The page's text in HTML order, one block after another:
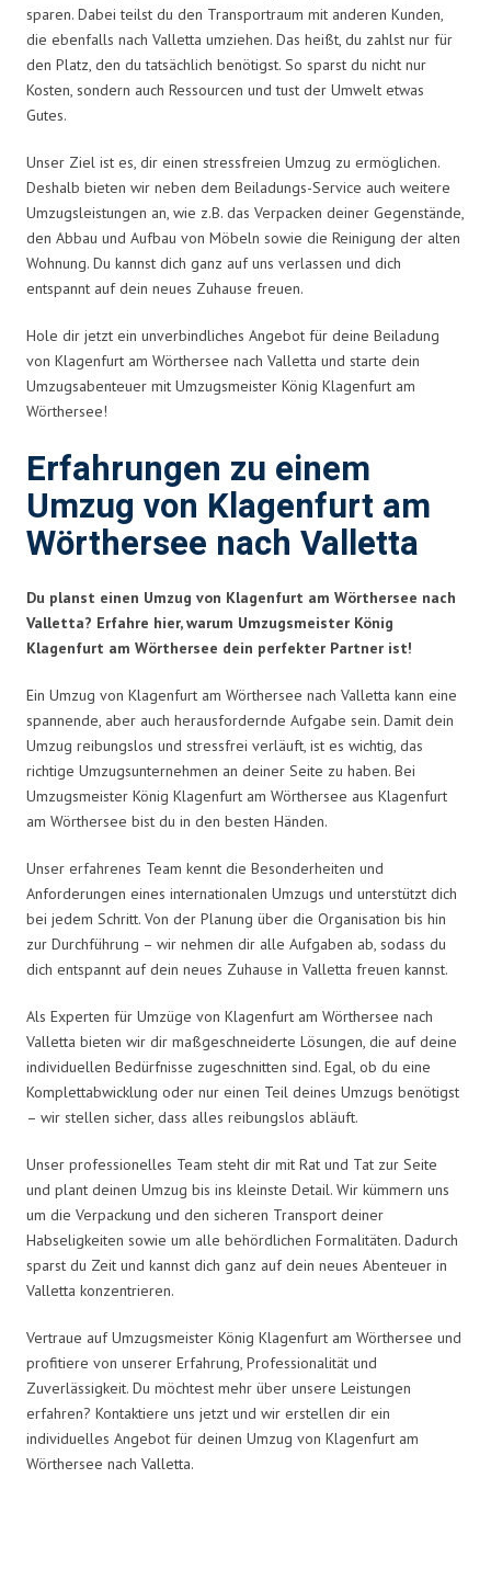
sparen. Dabei teilst du den Transportraum mit anderen Kunden,
die ebenfalls nach Valletta umziehen. Das heißt, du zahlst nur für
den Platz, den du tatsächlich benötigst. So sparst du nicht nur
Kosten, sondern auch Ressourcen und tust der Umwelt etwas
Gutes.
Unser Ziel ist es, dir einen stressfreien Umzug zu ermöglichen.
Deshalb bieten wir neben dem Beiladungs-Service auch weitere
Umzugsleistungen an, wie z.B. das Verpacken deiner Gegenstände,
den Abbau und Aufbau von Möbeln sowie die Reinigung der alten
Wohnung. Du kannst dich ganz auf uns verlassen und dich
entspannt auf dein neues Zuhause freuen.
Hole dir jetzt ein unverbindliches Angebot für deine Beiladung
von Klagenfurt am Wörthersee nach Valletta und starte dein
Umzugsabenteuer mit Umzugsmeister König Klagenfurt am
Wörthersee!
Erfahrungen zu einem
Umzug von Klagenfurt am
Wörthersee nach Valletta
Du planst einen Umzug von Klagenfurt am Wörthersee nach
Valletta? Erfahre hier, warum Umzugsmeister König
Klagenfurt am Wörthersee dein perfekter Partner ist!
Ein Umzug von Klagenfurt am Wörthersee nach Valletta kann eine
spannende, aber auch herausfordernde Aufgabe sein. Damit dein
Umzug reibungslos und stressfrei verläuft, ist es wichtig, das
richtige Umzugsunternehmen an deiner Seite zu haben. Bei
Umzugsmeister König Klagenfurt am Wörthersee aus Klagenfurt
am Wörthersee bist du in den besten Händen.
Unser erfahrenes Team kennt die Besonderheiten und
Anforderungen eines internationalen Umzugs und unterstützt dich
bei jedem Schritt. Von der Planung über die Organisation bis hin
zur Durchführung – wir nehmen dir alle Aufgaben ab, sodass du
dich entspannt auf dein neues Zuhause in Valletta freuen kannst.
Als Experten für Umzüge von Klagenfurt am Wörthersee nach
Valletta bieten wir dir maßgeschneiderte Lösungen, die auf deine
individuellen Bedürfnisse zugeschnitten sind. Egal, ob du eine
Komplettabwicklung oder nur einen Teil deines Umzugs benötigst
– wir stellen sicher, dass alles reibungslos abläuft.
Unser professionelles Team steht dir mit Rat und Tat zur Seite
und plant deinen Umzug bis ins kleinste Detail. Wir kümmern uns
um die Verpackung und den sicheren Transport deiner
Habseligkeiten sowie um alle behördlichen Formalitäten. Dadurch
sparst du Zeit und kannst dich ganz auf dein neues Abenteuer in
Valletta konzentrieren.
Vertraue auf Umzugsmeister König Klagenfurt am Wörthersee und
profitiere von unserer Erfahrung, Professionalität und
Zuverlässigkeit. Du möchtest mehr über unsere Leistungen
erfahren? Kontaktiere uns jetzt und wir erstellen dir ein
individuelles Angebot für deinen Umzug von Klagenfurt am
Wörthersee nach Valletta.